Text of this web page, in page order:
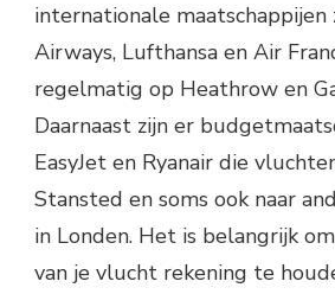
internationale maatschappijen
Airways, Lufthansa en Air
regelmatig op Heathrow en
Daarnaast zijn er
EasyJet en Ryanair die
Stansted en soms ook naar
in Londen. Het is belangrijk
van je vlucht rekening te